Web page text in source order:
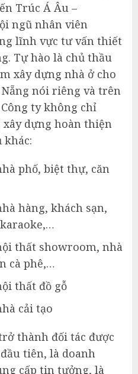
Trúc Á Âu –
ngũ nhân viên
lĩnh vực tư vấn thiết
Tự hào là chủ thầu
xây dựng nhà ở cho
nói riêng và trên
ty không chỉ
dựng hoàn thiện
khác:
phố, biệt thự, căn
hàng, khách sạn,
thất showroom, nhà
cà phê,…
thất đồ gỗ
cải tạo
thành đối tác được
tiên, là doanh
cấp tin tưởng, là